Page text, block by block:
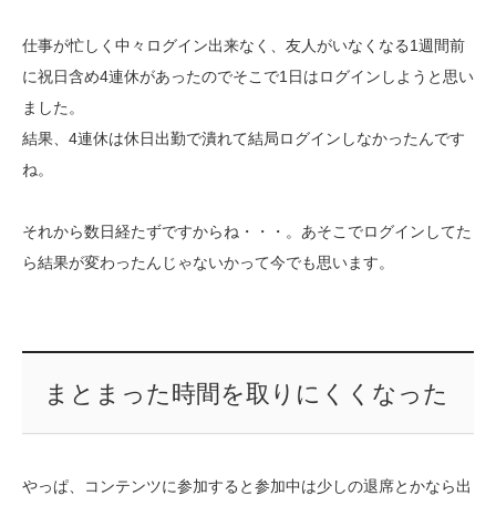
仕事が忙しく中々ログイン出来なく、友人がいなくなる1週間前
に祝日含め4連休があったのでそこで1日はログインしようと思い
ました。
結果、4連休は休日出勤で潰れて結局ログインしなかったんです
ね。
それから数日経たずですからね・・・。あそこでログインしてた
ら結果が変わったんじゃないかって今でも思います。
まとまった時間を取りにくくなった
やっぱ、コンテンツに参加すると参加中は少しの退席とかなら出